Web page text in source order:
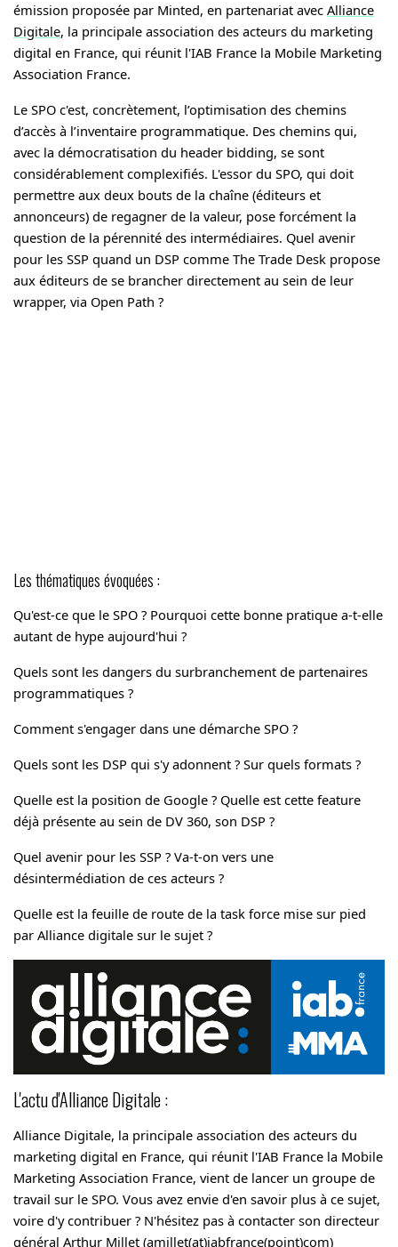
émission proposée par Minted, en partenariat avec Alliance
Digitale, la principale association des acteurs du marketing
digital en France, qui réunit l'IAB France la Mobile Marketing
Association France.
Le SPO c'est, concrètement, l’optimisation des chemins
d’accès à l’inventaire programmatique. Des chemins qui,
avec la démocratisation du header bidding, se sont
considérablement complexifiés. L'essor du SPO, qui doit
permettre aux deux bouts de la chaîne (éditeurs et
annonceurs) de regagner de la valeur, pose forcément la
question de la pérennité des intermédiaires. Quel avenir
pour les SSP quand un DSP comme The Trade Desk propose
aux éditeurs de se brancher directement au sein de leur
wrapper, via Open Path ?
Les thématiques évoquées :
Qu'est-ce que le SPO ? Pourquoi cette bonne pratique a-t-elle
autant de hype aujourd'hui ?
Quels sont les dangers du surbranchement de partenaires
programmatiques ?
Comment s'engager dans une démarche SPO ?
Quels sont les DSP qui s'y adonnent ? Sur quels formats ?
Quelle est la position de Google ? Quelle est cette feature
déjà présente au sein de DV 360, son DSP ?
Quel avenir pour les SSP ? Va-t-on vers une
désintermédiation de ces acteurs ?
Quelle est la feuille de route de la task force mise sur pied
par Alliance digitale sur le sujet ?
L'actu d'Alliance Digitale :
Alliance Digitale, la principale association des acteurs du
marketing digital en France, qui réunit l'IAB France la Mobile
Marketing Association France, vient de lancer un groupe de
travail sur le SPO. Vous avez envie d'en savoir plus à ce sujet,
voire d'y contribuer ? N'hésitez pas à contacter son directeur
général Arthur Millet (amillet(at)iabfrance(point)com)